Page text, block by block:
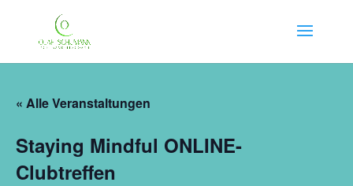
« Alle Veranstaltungen
Staying Mindful ONLINE-
Clubtreffen